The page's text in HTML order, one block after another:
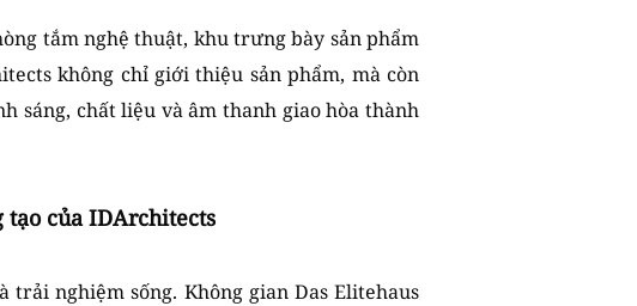
tắm nghệ thuật, khu trưng bày sản phẩm
không chỉ giới thiệu sản phẩm, mà còn
sáng, chất liệu và âm thanh giao hòa thành
của IDArchitects
nghiệm sống. Không gian Das Elitehaus